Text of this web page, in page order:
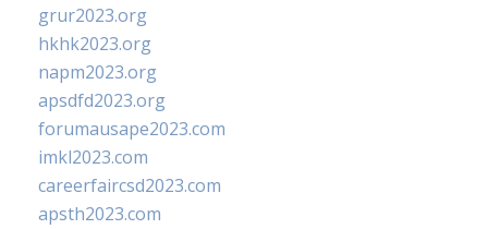
grur2023.org
hkhk2023.org
napm2023.org
apsdfd2023.org
forumausape2023.com
imkl2023.com
careerfaircsd2023.com
apsth2023.com